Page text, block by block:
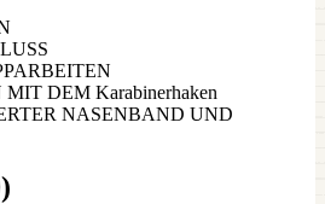
DEM Karabinerhaken
NASENBAND UND